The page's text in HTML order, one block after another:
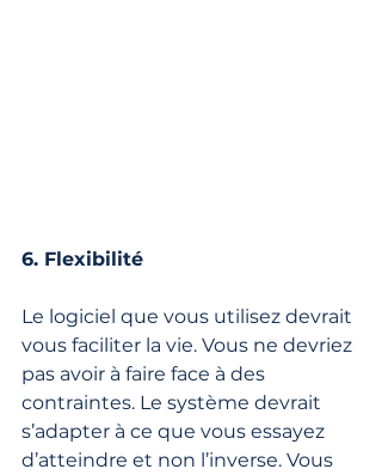
6. Flexibilité
Le logiciel que vous utilisez devrait
vous faciliter la vie. Vous ne devriez
pas avoir à faire face à des
contraintes. Le système devrait
s’adapter à ce que vous essayez
d’atteindre et non l’inverse. Vous